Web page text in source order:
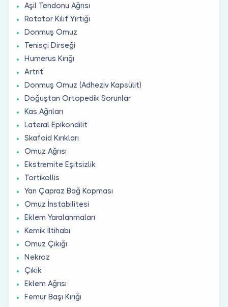
Aşil Tendonu Ağrısı
Rotator Kılıf Yırtığı
Donmuş Omuz
Tenisçi Dirseği
Humerus Kırığı
Artrit
Donmuş Omuz (Adheziv Kapsülit)
Doğuştan Ortopedik Sorunlar
Kas Ağrıları
Lateral Epikondilit
Skafoid Kırıkları
Omuz Ağrısı
Ekstremite Eşitsizlik
Tortikollis
Yan Çapraz Bağ Kopması
Omuz İnstabilitesi
Eklem Yaralanmaları
Kemik İltihabı
Omuz Çıkığı
Nekroz
Çıkık
Eklem Ağrısı
Femur Başı Kırığı